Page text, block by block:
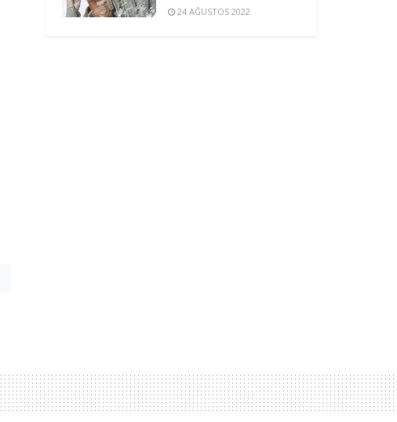
24 AĞUSTOS 2022